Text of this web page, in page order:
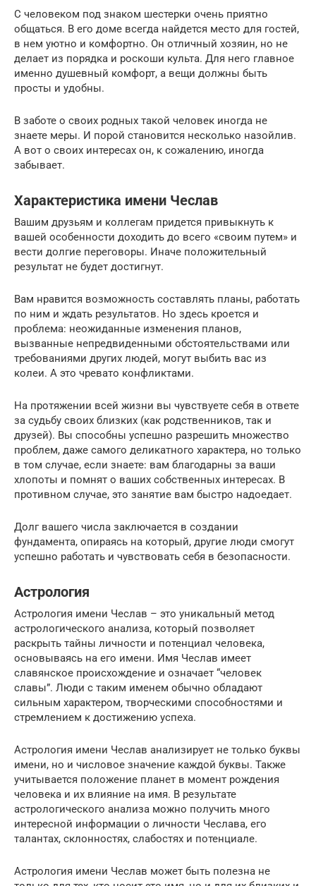
С человеком под знаком шестерки очень приятно
общаться. В его доме всегда найдется место для гостей,
в нем уютно и комфортно. Он отличный хозяин, но не
делает из порядка и роскоши культа. Для него главное
именно душевный комфорт, а вещи должны быть
просты и удобны.
В заботе о своих родных такой человек иногда не
знаете меры. И порой становится несколько назойлив.
А вот о своих интересах он, к сожалению, иногда
забывает.
Характеристика имени Чеслав
Вашим друзьям и коллегам придется привыкнуть к
вашей особенности доходить до всего «своим путем» и
вести долгие переговоры. Иначе положительный
результат не будет достигнут.
Вам нравится возможность составлять планы, работать
по ним и ждать результатов. Но здесь кроется и
проблема: неожиданные изменения планов,
вызванные непредвиденными обстоятельствами или
требованиями других людей, могут выбить вас из
колеи. А это чревато конфликтами.
На протяжении всей жизни вы чувствуете себя в ответе
за судьбу своих близких (как родственников, так и
друзей). Вы способны успешно разрешить множество
проблем, даже самого деликатного характера, но только
в том случае, если знаете: вам благодарны за ваши
хлопоты и помнят о ваших собственных интересах. В
противном случае, это занятие вам быстро надоедает.
Долг вашего числа заключается в создании
фундамента, опираясь на который, другие люди смогут
успешно работать и чувствовать себя в безопасности.
Астрология
Астрология имени Чеслав – это уникальный метод
астрологического анализа, который позволяет
раскрыть тайны личности и потенциал человека,
основываясь на его имени. Имя Чеслав имеет
славянское происхождение и означает “человек
славы”. Люди с таким именем обычно обладают
сильным характером, творческими способностями и
стремлением к достижению успеха.
Астрология имени Чеслав анализирует не только буквы
имени, но и числовое значение каждой буквы. Также
учитывается положение планет в момент рождения
человека и их влияние на имя. В результате
астрологического анализа можно получить много
интересной информации о личности Чеслава, его
талантах, склонностях, слабостях и потенциале.
Астрология имени Чеслав может быть полезна не